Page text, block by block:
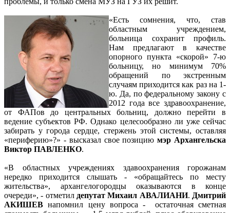
«Есть сомнения, что, став
областным учреждением,
больница сохранит профиль.
Нам предлагают в качестве
опорного пункта «скорой» 7-ю
больницу, но минимум 70%
обращений по экстренным
случаям приходится как раз на 1-
ю. Да, по федеральному закону с
2012 года все здравоохранение,
от ФАПов до центральных больниц, должно перейти в
ведение субъектов РФ. Однако целесообразно ли уже сейчас
забирать у города сердце, стержень этой системы, оставляя
«периферию»?» - высказал свое позициюмэр Архангельска
Виктор ПАВЛЕНКО.
«В областных учреждениях здавоохранения горожанам
нередко приходится слышать - «обращайтесь по месту
жительства», архангелогородцы оказываются в конце
очереди», - отметил депутат Михаил АВАЛИАНИ. Дмитрий
АКИШЕВ напомнил цену вопроса - остаточная сметная